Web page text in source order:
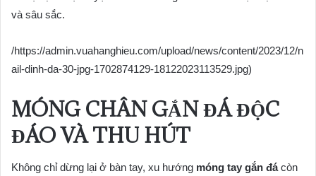
và sâu sắc.
/https://admin.vuahanghieu.com/upload/news/content/2023/12/n
ail-dinh-da-30-jpg-1702874129-18122023113529.jpg)
MÓNG CHÂN GẮN ĐÁ ĐỘC
ĐÁO VÀ THU HÚT
Không chỉ dừng lại ở bàn tay, xu hướng móng tay gắn đácòn